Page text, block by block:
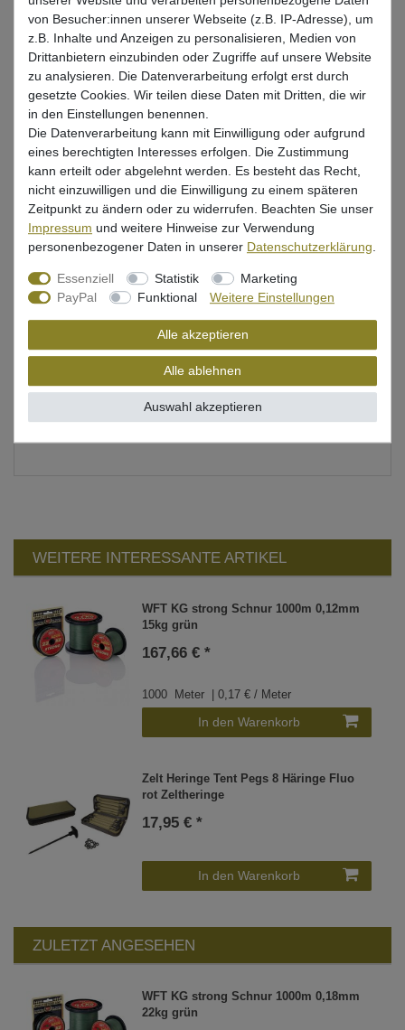
Wunschliste
Beschreibung
Bewertung
Produktsicherheit
Geflochtene Schnur aus dem Hause WFT
Tragkraft: 22kg, 8 fach geflochtene Schnur mit hoher
Durchmesser 0,18mm
Farbe: grün
Inhalt: 1000m Spule
WEITERE INTERESSANTE ARTIKEL
WFT KG strong Schnur 1000m 0,12mm
15kg grün
167,66 € *
1000 Meter | 0,17 € / Meter
In den Warenkorb
Zelt Heringe Tent Pegs 8 Häringe Fluo
rot Zeltheringe
17,95 € *
In den Warenkorb
ZULETZT ANGESEHEN
WFT KG strong Schnur 1000m 0,18mm
22kg grün
von Besucher:innen unserer Webseite (z.B. IP-Adresse), um
z.B. Inhalte und Anzeigen zu personalisieren, Medien von
Drittanbietern einzubinden oder Zugriffe auf unsere Website
zu analysieren. Die Datenverarbeitung erfolgt erst durch
gesetzte Cookies. Wir teilen diese Daten mit Dritten, die wir
in den Einstellungen benennen.
Die Datenverarbeitung kann mit Einwilligung oder aufgrund
eines berechtigten Interesses erfolgen. Die Zustimmung
kann erteilt oder abgelehnt werden. Es besteht das Recht,
nicht einzuwilligen und die Einwilligung zu einem späteren
Zeitpunkt zu ändern oder zu widerrufen. Beachten Sie unser
Impressum und weitere Hinweise zur Verwendung
personenbezogener Daten in unserer Daten­schutz­erklärung
Essenziell Statistik
Marketing
PayPal
Funktional Weitere Einstellungen
Alle akzeptieren
Alle ablehnen
Auswahl akzeptieren